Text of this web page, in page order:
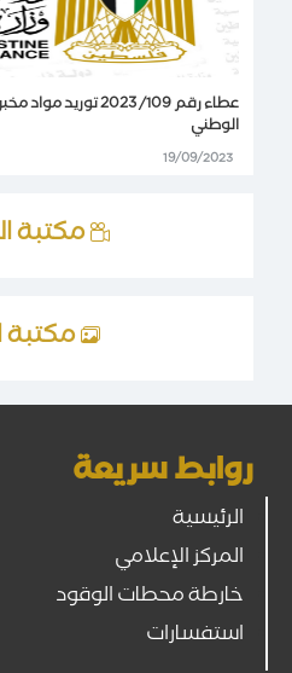
عطاء رقم 109/ 2023
الوطني
19/09/2023
مكتبة
مكتبة
روابط سريعة
الرئيسية
المركز الإعلامي
خارطة محطات الوقود
استفسارات